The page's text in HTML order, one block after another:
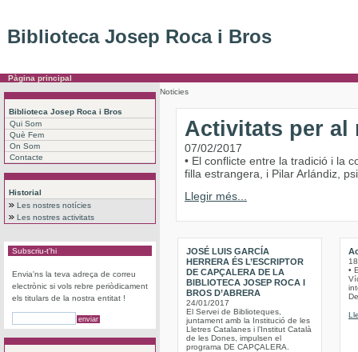
Biblioteca Josep Roca i Bros
Pàgina principal
Biblioteca Josep Roca i Bros
Qui Som
Què Fem
On Som
Contacte
Historial
Les nostres notícies
Les nostres activitats
Subscriu-t'hi
Envia'ns la teva adreça de correu
electrònic si vols rebre periòdicament
els titulars de la nostra entitat !
Noticies
Activitats per al
07/02/2017
• El conflicte entre la tradició i la
filla estrangera, i Pilar Arlándiz,
Llegir més...
JOSÉ LUIS GARCÍA
HERRERA ÉS L’ESCRIPTOR
DE CAPÇALERA DE LA
BIBLIOTECA JOSEP ROCA I
BROS D’ABRERA
24/01/2017
El Servei de Biblioteques,
juntament amb la Institució de les
Lletres Catalanes i l’Institut Català
de les Dones, impulsen el
programa DE CAPÇALERA.
•